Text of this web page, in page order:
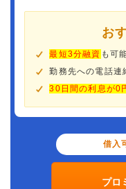
お
最短3分融資 も可
勤務先への電話連
30日間の利息が0
借入
プロ